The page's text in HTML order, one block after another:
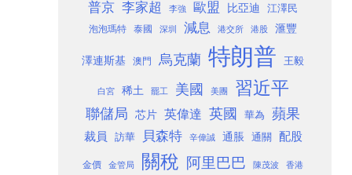
普京 李家超 李強 歐盟 比亞迪 江澤民
泡泡瑪特 泰國 深圳 減息 港交所 港股 滙豐
澤連斯基 澳門 烏克蘭 特朗普 王毅
白宮 稀土 罷工 美國 美團 習近平
聯儲局 芯片 英偉達 英國 華為 蘋果
裁員 訪華 貝森特 辛偉誠 通脹 通關 配股
金價 金管局 關稅 阿里巴巴 陳茂波 香港